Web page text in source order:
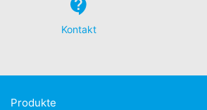
Kontakt
Produkte